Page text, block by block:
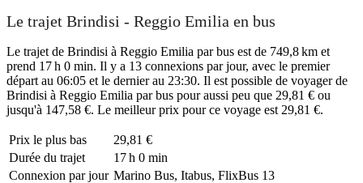
Le trajet Brindisi - Reggio Emilia en bus
Le trajet de Brindisi à Reggio Emilia par bus est de 749,8 km et
prend 17 h 0 min. Il y a 13 connexions par jour, avec le premier
départ au 06:05 et le dernier au 23:30. Il est possible de voyager de
Brindisi à Reggio Emilia par bus pour aussi peu que 29,81 € ou
jusqu'à 147,58 €. Le meilleur prix pour ce voyage est 29,81 €.
Prix ​​le plus bas
29,81 €
Durée du trajet
17 h 0 min
Connexion par jour Marino Bus, Itabus, FlixBus 13